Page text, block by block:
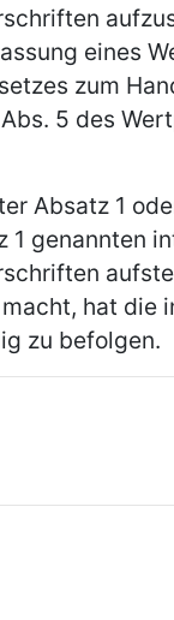
eines
zum
5 des
Absatz 1
1 genannten
hat die
zu befolgen.